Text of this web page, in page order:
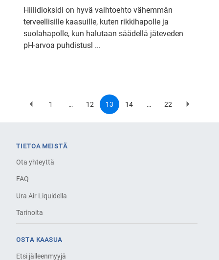
Hiilidioksidi on hyvä vaihtoehto vähemmän
terveellisille kaasuille, kuten rikkihapolle ja
suolahapolle, kun halutaan säädellä jäteveden
pH-arvoa puhdistusl ...
Pagination
PreviousFirst
1 … Page
12
Current
page
13 Page
14 …
Last
22
Next
TIETOA MEISTÄ
Ota yhteyttä
FAQ
Ura Air Liquidella
Tarinoita
OSTA KAASUA
Etsi jälleenmyyjä